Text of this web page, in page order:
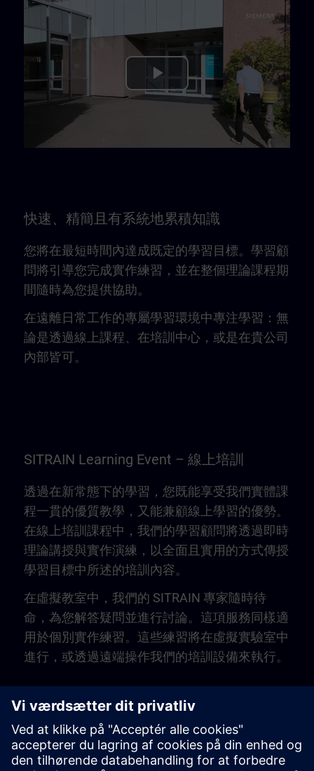
Play
快速、精簡且有系統地累積知識
您將在最短時間內達成既定的學習目標。學習顧
問將引導您完成實作練習，並在整個理論課程期
間隨時為您提供協助。
在遠離日常工作的專屬學習環境中專注學習：無
論是透過線上課程、在培訓中心，或是在貴公司
內部皆可。
SITRAIN Learning Event – 線上培訓
透過在新常態下的學習，您既能享受我們實體課
程一貫的優質教學，又能兼顧線上學習的優勢。
在線上培訓課程中，我們的學習顧問將透過即時
理論講授與實作演練，以全面且實用的方式傳授
學習目標中所述的培訓內容。
在虛擬教室中，我們的 SITRAIN 專家隨時待
命，為您解答疑問並進行討論。這項服務同樣適
用於個別實作練習。這些練習將在虛擬實驗室中
進行，或透過遠端操作我們的培訓設備來執行。